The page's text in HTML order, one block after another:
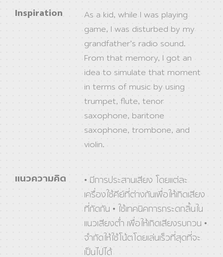
Inspiration
As a kid, while I was playing
game, I was disturbed by my
grandfather’s radio sound.
From that memory, I got an
idea to simulate that moment
in terms of music by using
trumpet, flute, tenor
saxophone, baritone
saxophone, trombone, and
violin.
แนวความคิด
• มีการประสานเสียง โดยแต่ละ
เครื่องใช้คีย์ที่ต่างกันเพื่อให้เกิดเสียง
ที่กัดกัน • ใช้เทคนิคการกระดกลิ้นใน
แนวเสียงต่ำ เพื่อให้เกิดเสียงรบกวน •
จำกัดให้ใช้โน้ตโดยเล่นเร็วที่สุดที่จะ
เป็นไปได้